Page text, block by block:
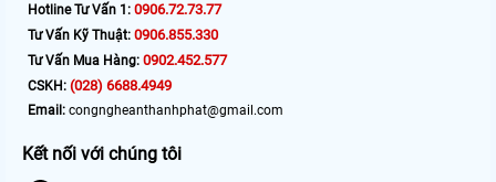
Hotline Tư Vấn 1: 0906.72.73.77
Tư Vấn Kỹ Thuật: 0906.855.330
Tư Vấn Mua Hàng: 0902.452.577
CSKH: (028) 6688.4949
Email: congngheanthanhphat@gmail.com
Kết nối với chúng tôi